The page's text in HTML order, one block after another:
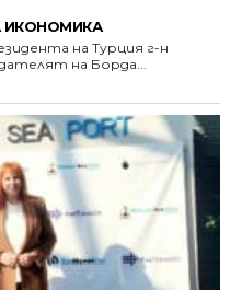
ИКОНОМИКА
на Турция г-н
Председателят на Борда...